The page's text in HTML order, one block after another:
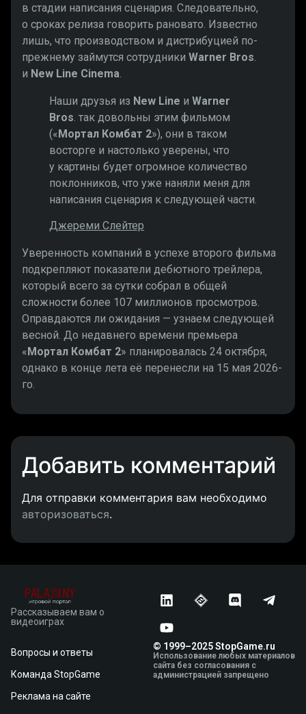
в стадии написания сценария. Следовательно,
о сроках релиза говорить рановато. Известно
лишь, что производством и дистрибуцией по-
прежнему займутся сотрудники Warner Bros.
и New Line Cinema.
Наши друзья из New Line и Warner
Bros. так довольны этим фильмом
(«Мортал Комбат 2»), они в таком
восторге и настолько уверены, что
у картины будет огромное количество
поклонников, что уже наняли меня для
написания сценария к следующей части.
Джереми Слейтер
Уверенность компаний в успехе второго фильма
подкрепляют показатели дебютного трейлера,
который всего за сутки собрал в общей
сложности более 107 миллионов просмотров.
Оправдаются ли ожидания — узнаем следующей
весной. До недавнего времени премьера
« Мортал Комбат 2» планировалась 24 октября,
однако в конце лета её перенесли на 15 мая 2026-
го.
Добавить комментарий
Для отправки комментария вам необходимо
авторизоваться.
Рассказываем вам о
видеоиграх
Вопросы и ответы
Команда StopGame
Реклама на сайте
© 1999–2025 StopGame.ru
Использование любых материалов
сайта без согласования с
администрацией запрещено